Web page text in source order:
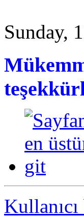
Sunday,